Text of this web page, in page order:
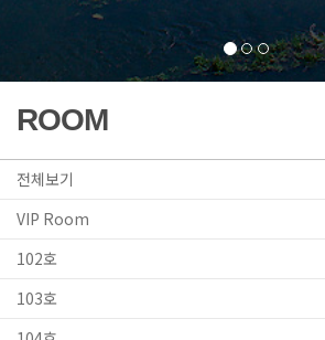
ROOM
전체보기
VIP Room
102호
103호